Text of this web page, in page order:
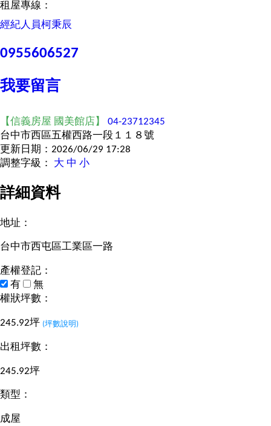
租屋專線：
經紀人員柯秉辰
0955606527
我要留言
【信義房屋 國美館店】 04-23712345
台中市西區五權西路一段１１８號
更新日期：2026/06/29 17:28
調整字級：
大 中 小
詳細資料
地址：
台中市西屯區工業區一路
產權登記：
有
無
權狀坪數：
245.92坪 (坪數說明)
出租坪數：
245.92坪
類型：
成屋